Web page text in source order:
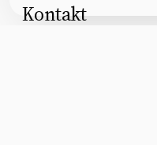
Kontakt